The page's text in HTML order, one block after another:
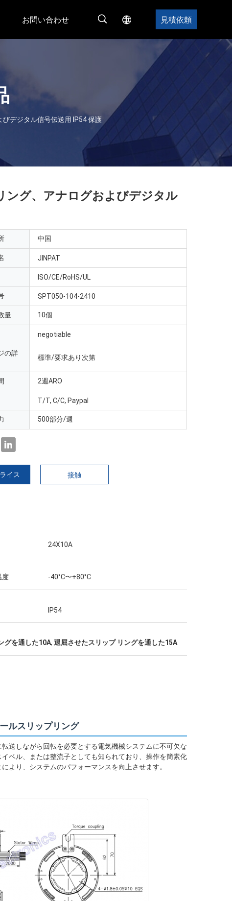
お問い合わせ 見積依頼
デジタル信号伝送用 IP54 保護
ング、アナログおよびデジタル
中国
JINPAT
ISO/CE/RoHS/UL
SPT050-104-2410
量 10個
negotiable
の詳
標準/要求あり次第
2週ARO
T/T, C/C, Paypal
500部分/週
イス 接触
24X10A
度 -40°C〜+80°C
IP54
グを通した10A, 退屈させたスリップ リングを通した15A
ルスリップリング
送しながら回転を必要とする電気機械システムに不可欠な
ベル、または整流子としても知られており、操作を簡素化
より、システムのパフォーマンスを向上させます。